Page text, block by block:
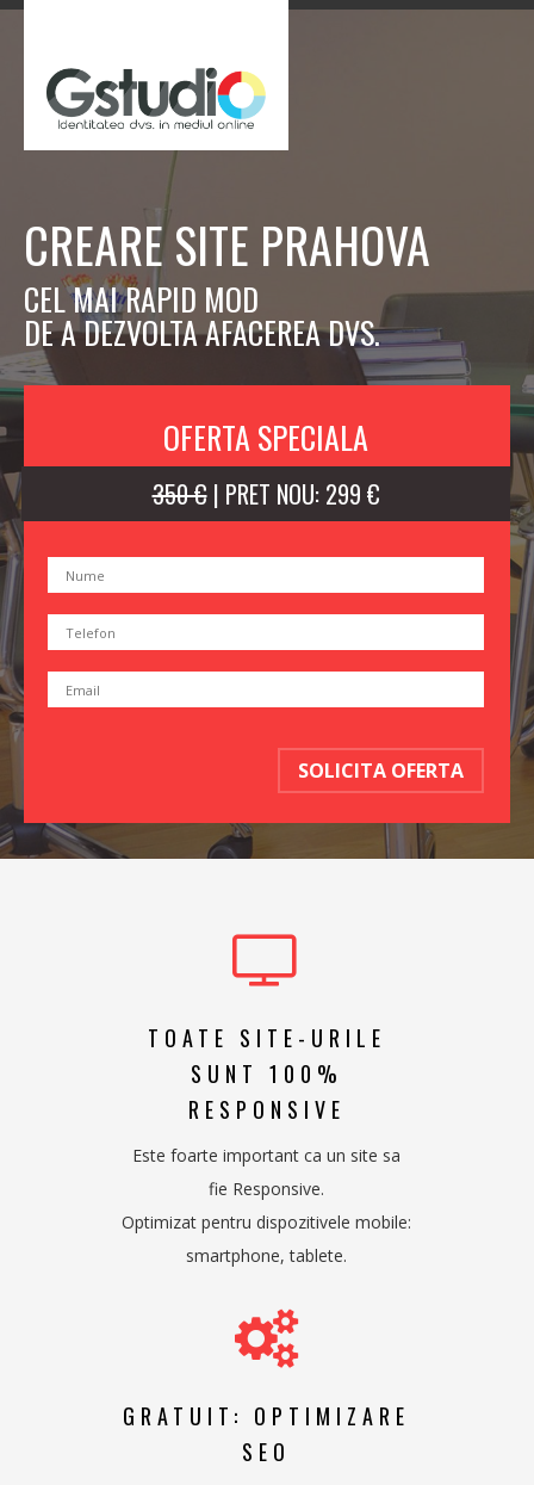
CREARE SITE PRAHOVA
CEL MAI RAPID MOD
DE A DEZVOLTA AFACEREA DVS.
OFERTA SPECIALA
350 €| PRET NOU: 299 €
SOLICITA OFERTA
TOATE SITE-URILE
SUNT 100%
RESPONSIVE
Este foarte important ca un site sa
fie Responsive.
Optimizat pentru dispozitivele mobile:
smartphone, tablete.
GRATUIT: OPTIMIZARE
SEO